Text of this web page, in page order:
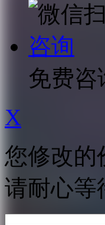
咨询
免费咨
X
您修改的
请耐心等